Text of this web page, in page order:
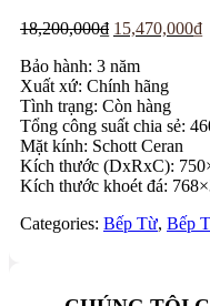
18,200,000₫ Original
was:
18,200,000₫.
15,470,000₫
Bảo hành: 3 năm
Xuất xứ: Chính hãng
Tình trạng: Còn hàng
Tổng công suất chia sẻ:
Mặt kính: Schott Ceran
Kích thước (DxRxC):
Kích thước khoét đá:
Categories: Bếp Từ, Bếp